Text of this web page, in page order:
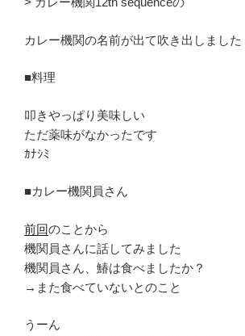
カレー機関の名前が出て吹き出しました
■料理
叩きやっぱり美味しい
ただ薬味がなかったです
ｶﾅｼﾐ
■カレー機関員さん
前回のことから
機関員さんに話してみました
機関員さん、鰆は食べましたか？
→また食べていないとのこと
うーん